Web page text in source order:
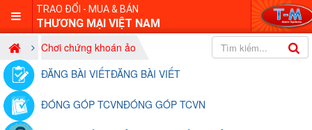
TRAO ĐỔI - MUA & BÁN
THƯƠNG MẠI VIỆT NAM
Chơi chứng khoán ảo
ĐĂNG BÀI VIẾTĐĂNG BÀI VIẾT
ĐÓNG GÓP TCVNĐÓNG GÓP TCVN